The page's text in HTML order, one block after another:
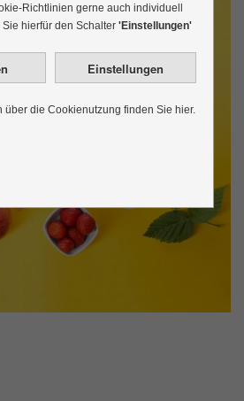
Richtlinien gerne auch individuell
hierfür den Schalter 'Einstellungen'
über die Cookienutzung finden Sie hier.